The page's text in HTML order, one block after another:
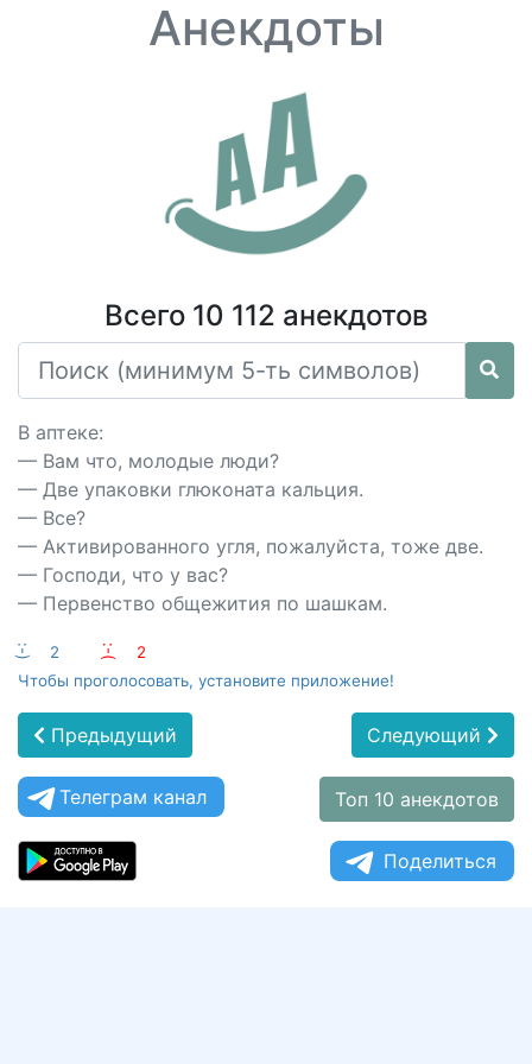
Анекдоты
Всего 10 112 анекдотов
В аптеке:
— Вам что, молодые люди?
— Две упаковки глюконата кальция.
— Все?
— Активированного угля, пожалуйста, тоже две.
— Господи, что у вас?
— Первенство общежития по шашкам.
:-) 2 :-(
2
Чтобы проголосовать, установите приложение!
Предыдущий Следующий
Телеграм канал Топ 10 анекдотов
Поделиться